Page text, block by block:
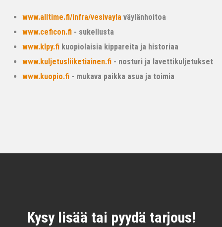
www.alltime.fi/infra/vesivayla väylänhoitoa
www.ceficon.fi - sukellusta
www.klpy.fi kuopiolaisia kippareita ja historiaa
www.kuljetusliiketiainen.fi - nosturi ja lavettikuljetukset
www.kuopio.fi - mukava paikka asua ja toimia
Kysy lisää tai pyydä tarjous!